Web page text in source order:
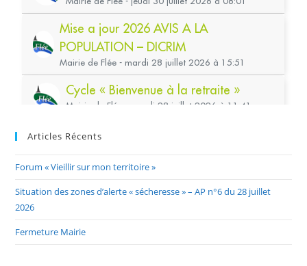
Articles Récents
Forum « Vieillir sur mon territoire »
Situation des zones d’alerte « sécheresse » – AP n°6 du 28 juillet
2026
Fermeture Mairie